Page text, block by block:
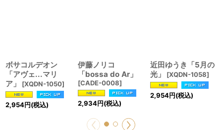
ボサコルデオン
「アヴェ...マリ
ア」
[XQDN-1050]
2,954円(税込)
伊藤ノリコ
「bossa do Ar」
[CADE-0008]
2,934円(税込)
近田ゆうき「5月の
光」
[XQDN-1058]
2,954円(税込)